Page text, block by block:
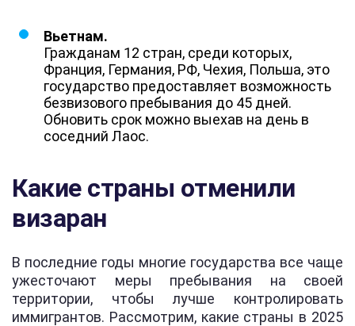
Вьетнам.
Гражданам 12 стран, среди которых,
Франция, Германия, РФ, Чехия, Польша, это
государство предоставляет возможность
безвизового пребывания до 45 дней.
Обновить срок можно выехав на день в
соседний Лаос.
Какие страны отменили
визаран
В последние годы многие государства все чаще
ужесточают меры пребывания на своей
территории, чтобы лучше контролировать
иммигрантов. Рассмотрим, какие страны в 2025